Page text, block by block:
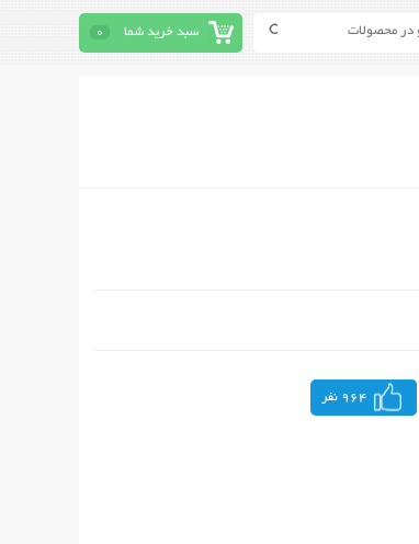
سبد خرید شما 0
964 نفر